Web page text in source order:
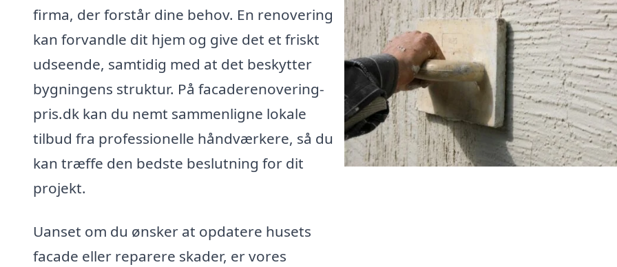
firma, der forstår dine behov. En renovering
kan forvandle dit hjem og give det et friskt
udseende, samtidig med at det beskytter
bygningens struktur. På facaderenovering-
pris.dk kan du nemt sammenligne lokale
tilbud fra professionelle håndværkere, så du
kan træffe den bedste beslutning for dit
projekt.
Uanset om du ønsker at opdatere husets
facade eller reparere skader, er vores